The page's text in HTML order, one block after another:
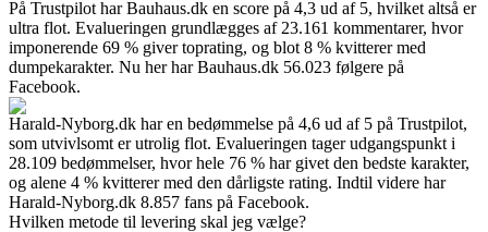
På Trustpilot har Bauhaus.dk en score på 4,3 ud af 5, hvilket altså er
ultra flot. Evalueringen grundlægges af 23.161 kommentarer, hvor
imponerende 69 % giver toprating, og blot 8 % kvitterer med
dumpekarakter. Nu her har Bauhaus.dk 56.023 følgere på
Facebook.
Harald-Nyborg.dk har en bedømmelse på 4,6 ud af 5 på Trustpilot,
som utvivlsomt er utrolig flot. Evalueringen tager udgangspunkt i
28.109 bedømmelser, hvor hele 76 % har givet den bedste karakter,
og alene 4 % kvitterer med den dårligste rating. Indtil videre har
Harald-Nyborg.dk 8.857 fans på Facebook.
Hvilken metode til levering skal jeg vælge?